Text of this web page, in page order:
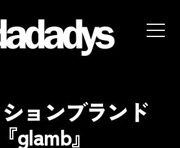
ョンブランド
『glamb』